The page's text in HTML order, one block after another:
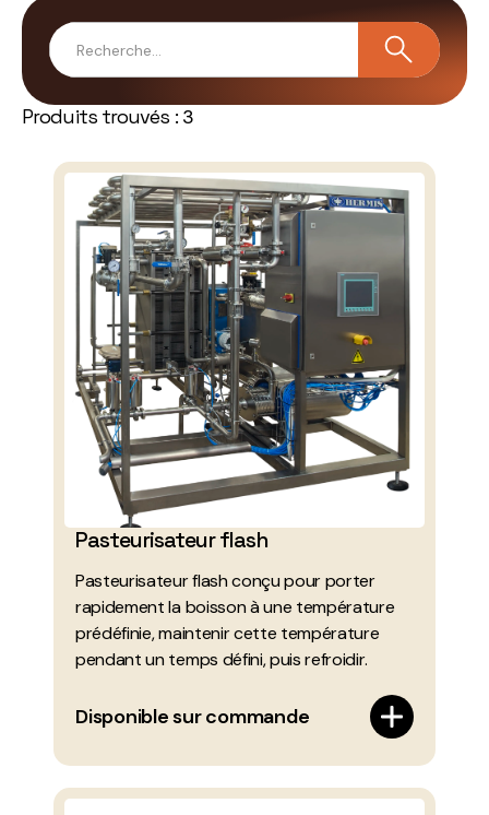
Produits trouvés : 3
Pasteurisateur flash
Pasteurisateur flash conçu pour porter
rapidement la boisson à une température
prédéfinie, maintenir cette température
pendant un temps défini, puis refroidir.
Disponible sur commande